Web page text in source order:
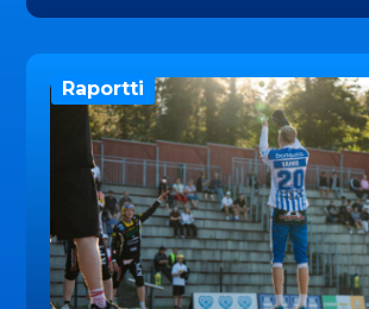
Raportti